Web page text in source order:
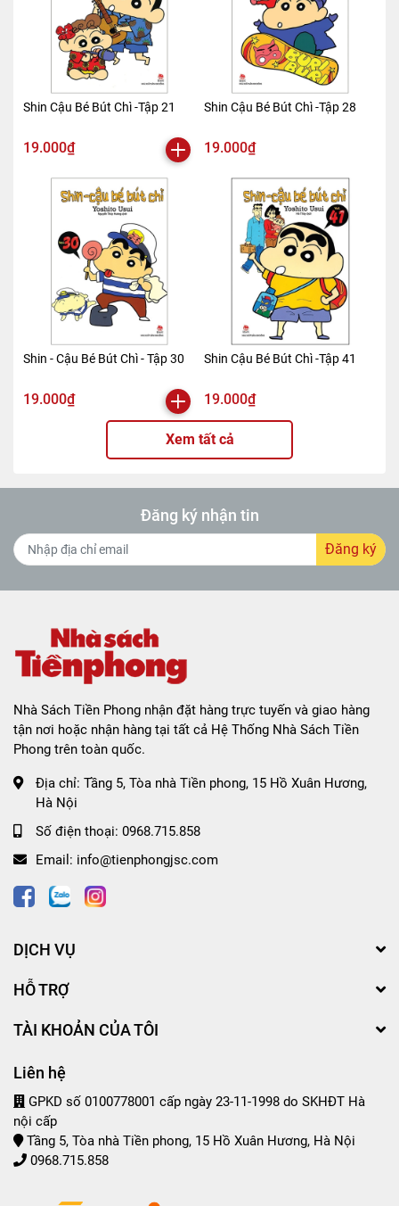
Shin Cậu Bé Bút Chì -Tập 21
19.000₫
Shin Cậu Bé Bút Chì -Tập 28
19.000₫
Shin - Cậu Bé Bút Chì - Tập 30
19.000₫
Shin Cậu Bé Bút Chì -Tập 41
19.000₫
Xem tất cả
Đăng ký nhận tin
Đăng ký
Nhà Sách Tiền Phong nhận đặt hàng trực tuyến và giao hàng
tận nơi hoặc nhận hàng tại tất cả Hệ Thống Nhà Sách Tiền
Phong trên toàn quốc.
Địa chỉ: Tầng 5, Tòa nhà Tiền phong, 15 Hồ Xuân Hương,
Hà Nội
Số điện thoại: 0968.715.858
Email: info@tienphongjsc.com
DỊCH VỤ
HỖ TRỢ
TÀI KHOẢN CỦA TÔI
Liên hệ
GPKD số 0100778001 cấp ngày 23-11-1998 do SKHĐT Hà
nội cấp
Tầng 5, Tòa nhà Tiền phong, 15 Hồ Xuân Hương, Hà Nội
0968.715.858